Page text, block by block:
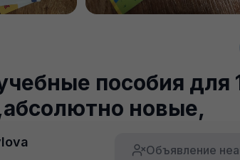
пособия для
новые,
Объявление